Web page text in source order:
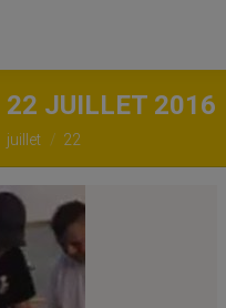
22 JUILLET 2016
juillet 22